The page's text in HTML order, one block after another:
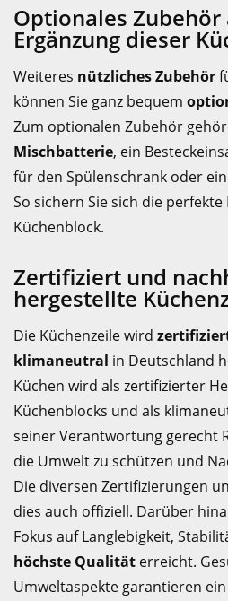
Optionales
Ergänzung dieser
Weiteres nützliches Zubehör
können Sie ganz bequem
Zum optionalen Zubehör
Mischbatterie, ein
für den Spülenschrank oder
So sichern Sie sich die
Küchenblock.
Zertifiziert und
hergestellte
Die Küchenzeile wird
klimaneutral in Deutschland
Küchen wird als zertifizierter
Küchenblocks und als
seiner Verantwortung gerecht
die Umwelt zu schützen und
Die diversen Zertifizierungen
dies auch offiziell. Darüber
Fokus auf Langlebigkeit,
höchste Qualität erreicht.
Umweltaspekte garantieren